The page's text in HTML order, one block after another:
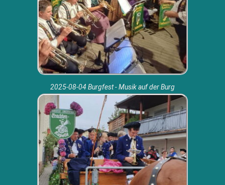
2025-08-04 Burgfest - Musik auf der Burg